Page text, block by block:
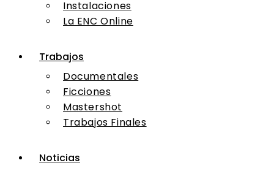
Instalaciones
La ENC Online
Trabajos
Documentales
Ficciones
Mastershot
Trabajos Finales
Noticias